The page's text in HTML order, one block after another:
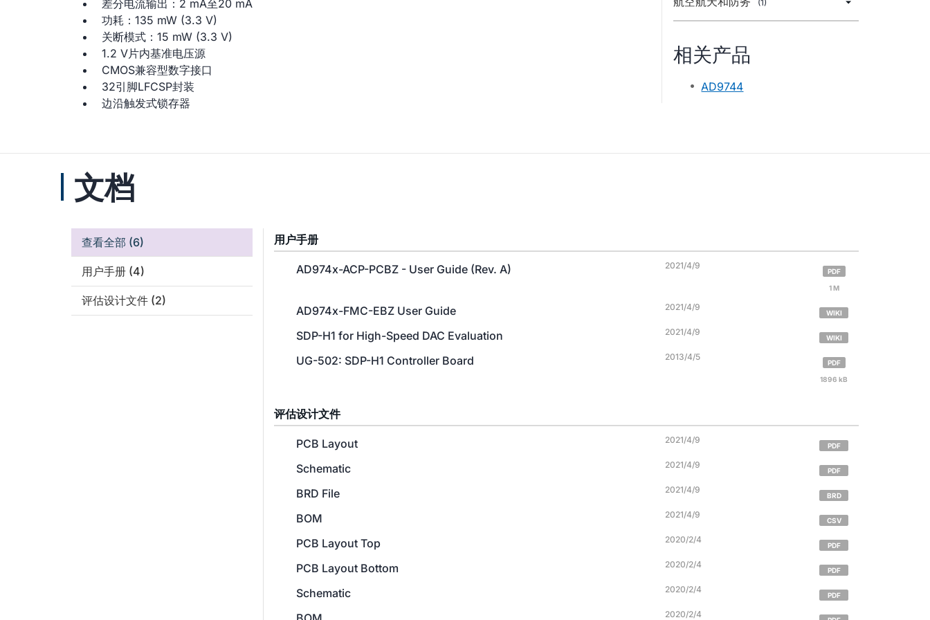
差分电流输出：2 mA至20 mA
功耗：135 mW (3.3 V)
关断模式：15 mW (3.3 V)
1.2 V片内基准电压源
CMOS兼容型数字接口
32引脚LFCSP封装
边沿触发式锁存器
(1)
相关产品
AD9744
文档
查看全部 (6)
用户手册 (4)
评估设计文件 (2)
用户手册
AD974x-ACP-PCBZ - User Guide (Rev. A) 2021/4/9
PDF
1 M
AD974x-FMC-EBZ User Guide 2021/4/9
WIKI
SDP-H1 for High-Speed DAC Evaluation 2021/4/9
WIKI
UG-502: SDP-H1 Controller Board 2013/4/5
PDF
1896 kB
评估设计文件
PCB Layout 2021/4/9
PDF
Schematic 2021/4/9
PDF
BRD File 2021/4/9
BRD
BOM 2021/4/9
CSV
PCB Layout Top 2020/2/4
PDF
PCB Layout Bottom 2020/2/4
PDF
Schematic 2020/2/4
PDF
2020/2/4